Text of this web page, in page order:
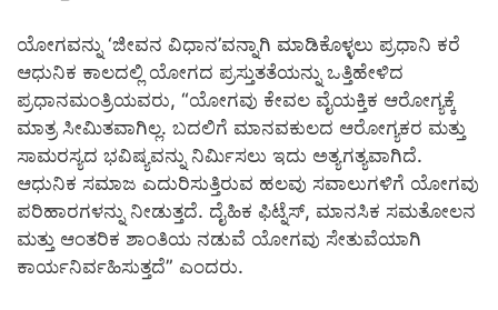
ಯೋಗವನ್ನು ‘ಜೀವನ ವಿಧಾನ’ವನ್ನಾಗಿ ಮಾಡಿಕೊಳ್ಳಲು ಪ್ರಧಾನಿ ಕರೆ
ಆಧುನಿಕ ಕಾಲದಲ್ಲಿ ಯೋಗದ ಪ್ರಸ್ತುತತೆಯನ್ನು ಒತ್ತಿಹೇಳಿದ
ಪ್ರಧಾನಮಂತ್ರಿಯವರು, “ಯೋಗವು ಕೇವಲ ವೈಯಕ್ತಿಕ ಆರೋಗ್ಯಕ್ಕೆ
ಮಾತ್ರ ಸೀಮಿತವಾಗಿಲ್ಲ. ಬದಲಿಗೆ ಮಾನವಕುಲದ ಆರೋಗ್ಯಕರ ಮತ್ತು
ಸಾಮರಸ್ಯದ ಭವಿಷ್ಯವನ್ನು ನಿರ್ಮಿಸಲು ಇದು ಅತ್ಯಗತ್ಯವಾಗಿದೆ.
ಆಧುನಿಕ ಸಮಾಜ ಎದುರಿಸುತ್ತಿರುವ ಹಲವು ಸವಾಲುಗಳಿಗೆ ಯೋಗವು
ಪರಿಹಾರಗಳನ್ನು ನೀಡುತ್ತದೆ. ದೈಹಿಕ ಫಿಟ್ನೆಸ್, ಮಾನಸಿಕ ಸಮತೋಲನ
ಮತ್ತು ಆಂತರಿಕ ಶಾಂತಿಯ ನಡುವೆ ಯೋಗವು ಸೇತುವೆಯಾಗಿ
ಕಾರ್ಯನಿರ್ವಹಿಸುತ್ತದೆ” ಎಂದರು.